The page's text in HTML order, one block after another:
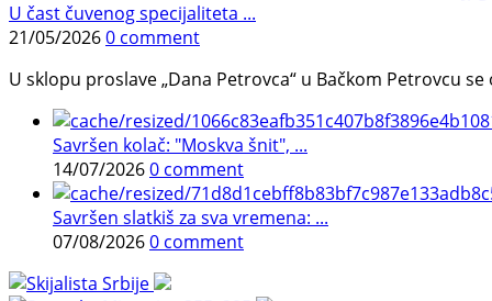
U čast čuvenog specijaliteta ...
21/05/20260 comment
U sklopu proslave „Dana Petrovca“ u Bačkom Petrovcu
Savršen kolač: "Moskva šnit", ...
14/07/20260 comment
Savršen slatkiš za sva vremena: ...
07/08/20260 comment